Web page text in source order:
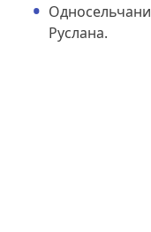
Руслана.